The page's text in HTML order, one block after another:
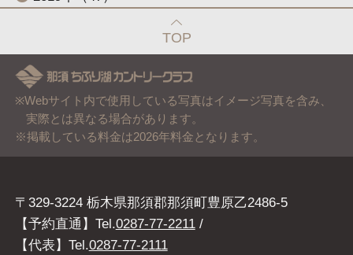
TOP
※Webサイト内で使用している写真はイメージ写真を含み、
実際とは異なる場合があります。
※掲載している料金は2026年料金となります。
〒329-3224 栃木県那須郡那須町豊原乙2486-5
【予約直通】Tel.0287-77-2211/
【代表】Tel.0287-77-2111